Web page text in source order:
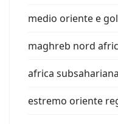
medio oriente e
maghreb nord
africa subsahariana
estremo oriente